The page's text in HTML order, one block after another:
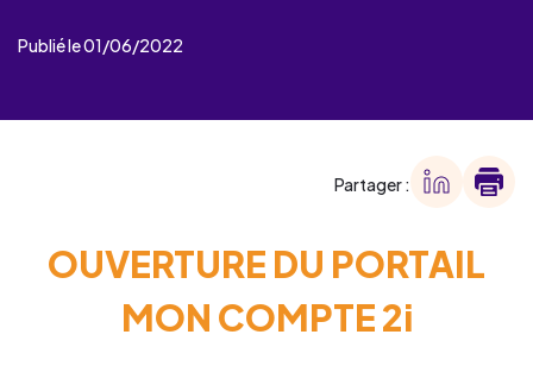
Publié le 01/06/2022
Partager :
OUVERTURE DU PORTAIL
MON COMPTE 2i